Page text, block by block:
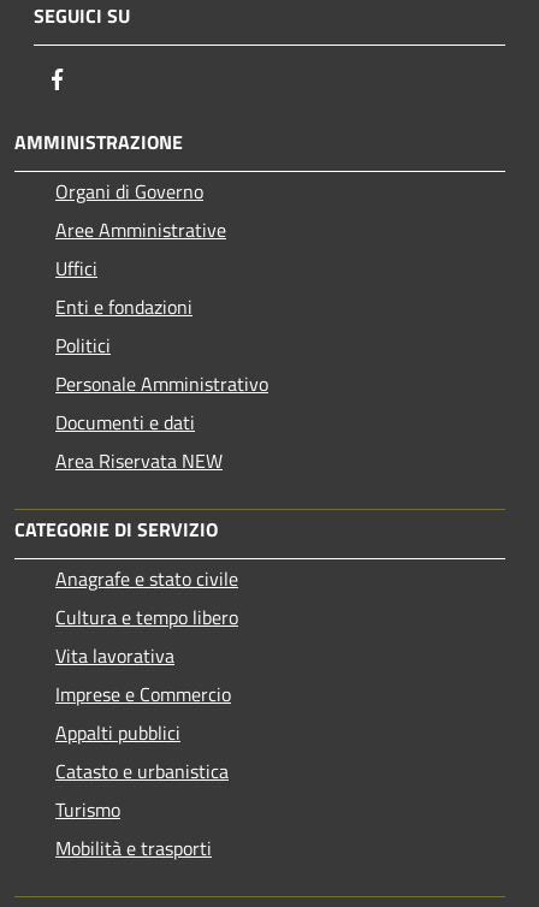
SEGUICI SU
AMMINISTRAZIONE
Organi di Governo
Aree Amministrative
Uffici
Enti e fondazioni
Politici
Personale Amministrativo
Documenti e dati
Area Riservata NEW
CATEGORIE DI SERVIZIO
Anagrafe e stato civile
Cultura e tempo libero
Vita lavorativa
Imprese e Commercio
Appalti pubblici
Catasto e urbanistica
Turismo
Mobilità e trasporti